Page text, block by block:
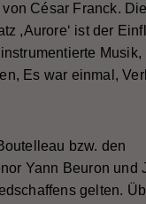
César Franck. Die
,Aurore‘ ist der
Musik,
Es war einmal,
bzw. den
Yann Beuron und
gelten.